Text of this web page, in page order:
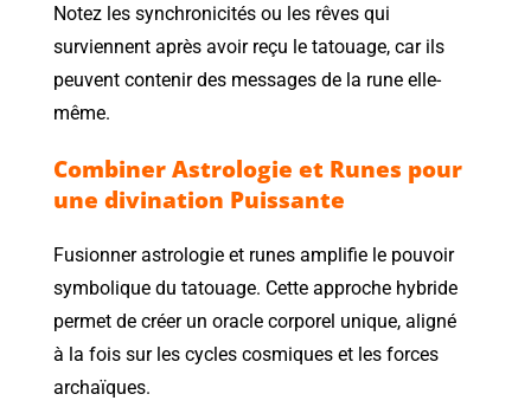
Notez les synchronicités ou les rêves qui
surviennent après avoir reçu le tatouage, car ils
peuvent contenir des messages de la rune elle-
même.
Combiner Astrologie et Runes pour
une divination Puissante
Fusionner astrologie et runes amplifie le pouvoir
symbolique du tatouage. Cette approche hybride
permet de créer un oracle corporel unique, aligné
à la fois sur les cycles cosmiques et les forces
archaïques.